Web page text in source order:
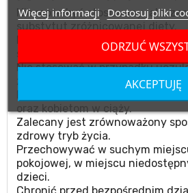
Nie może być stosowany jako
substytut zróżnicowanej diety.
Nie należy przekraczać
Nie stosować w przypadku
ze składników produktu.
Produktu nie należy podawać
oraz kobietom w ciąży.
Zalecany jest zrównoważony
zdrowy tryb życia.
Przechowywać w suchym
pokojowej, w miejscu
dzieci.
Więcej informacji Dostosuj pliki
ODRZUĆ
AKCEPTUJĘ